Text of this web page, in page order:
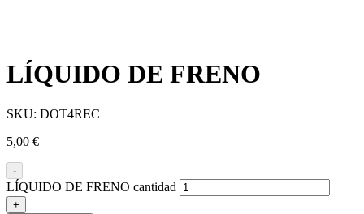
LÍQUIDO DE FRENO
SKU: DOT4REC
5,00 €
-
LÍQUIDO DE FRENO cantidad
+